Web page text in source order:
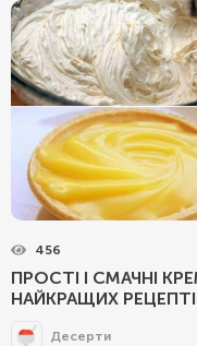
456
ПРОСТІ І СМАЧНІ
НАЙКРАЩИХ
Десерти